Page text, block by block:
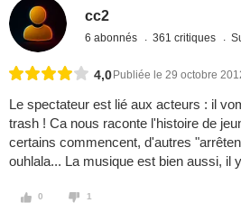
cc2
6 abonnés 361 critiques
4,0 Publiée le 29 octobre
Le spectateur est lié aux acteurs : il
trash ! Ca nous raconte l'histoire de
certains commencent, d'autres
ouhlala... La musique est bien aussi, il
0 1